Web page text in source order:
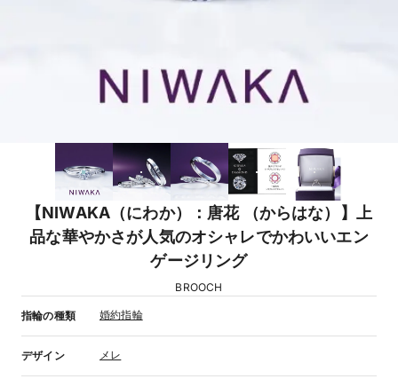
【NIWAKA（にわか）：唐花 （からはな）】上
品な華やかさが人気のオシャレでかわいいエン
ゲージリング
BROOCH
指輪の種類 婚約指輪
デザイン メレ